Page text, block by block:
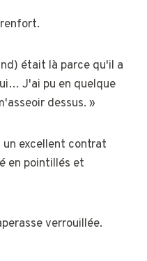
était là parce qu'il a
J'ai pu en quelque
dessus. »
un excellent contrat
en pointillés et
verrouillée.